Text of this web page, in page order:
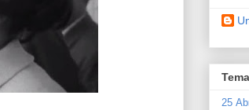
25